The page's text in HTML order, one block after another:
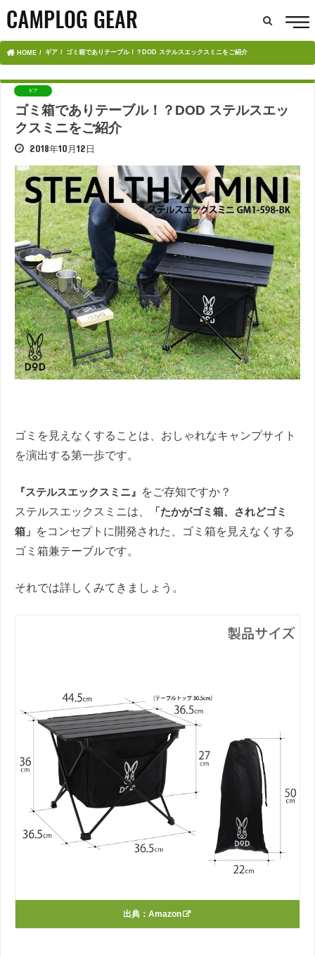
HOME ギア ゴミ箱でありテーブル！？DOD ステルスエックスミニをご紹介
ギア
ゴミ箱でありテーブル！？DOD ステルスエッ
クスミニをご紹介
2018年10月12日
ゴミを見えなくすることは、おしゃれなキャンプサイト
を演出する第一歩です。
『ステルスエックスミニ』 をご存知ですか？
ステルスエックスミニは、
「たかがゴミ箱、されどゴミ
箱」 をコンセプトに開発された、ゴミ箱を見えなくする
ゴミ箱兼テーブルです。
それでは詳しくみてきましょう。
出典：Amazon